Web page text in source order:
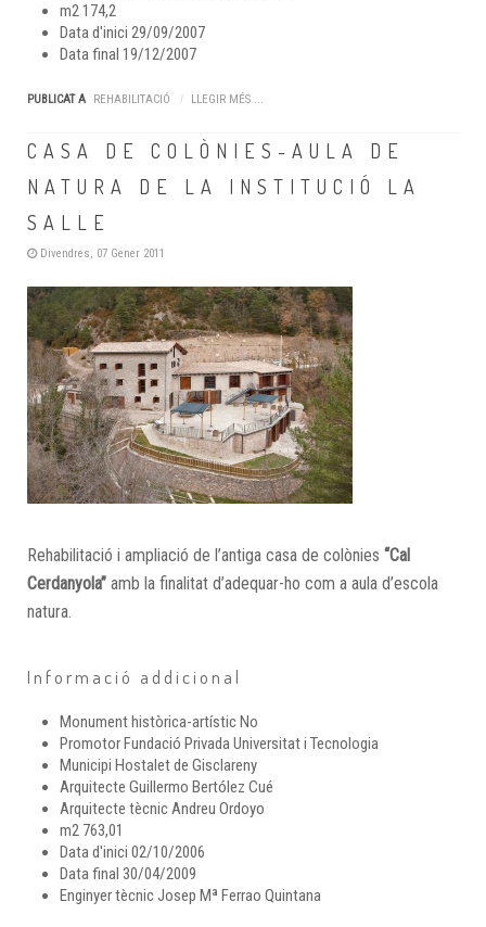
m2174,2
Data d'inici 29/09/2007
Data final 19/12/2007
PUBLICAT A REHABILITACIÓ LLEGIR MÉS ...
CASA DE COLÒNIES-AULA DE
NATURA DE LA INSTITUCIÓ LA
SALLE
Divendres, 07 Gener 2011
Rehabilitació i ampliació de l’antiga casa de colònies “Cal
Cerdanyola” amb la finalitat d’adequar-ho com a aula d’escola
natura.
Informació addicional
Monument històrica-artísticNo
PromotorFundació Privada Universitat i Tecnologia
Municipi Hostalet de Gisclareny
Arquitecte Guillermo Bertólez Cué
Arquitecte tècnicAndreu Ordoyo
m2 763,01
Data d'inici 02/10/2006
Data final 30/04/2009
Enginyer tècnicJosep Mª Ferrao Quintana